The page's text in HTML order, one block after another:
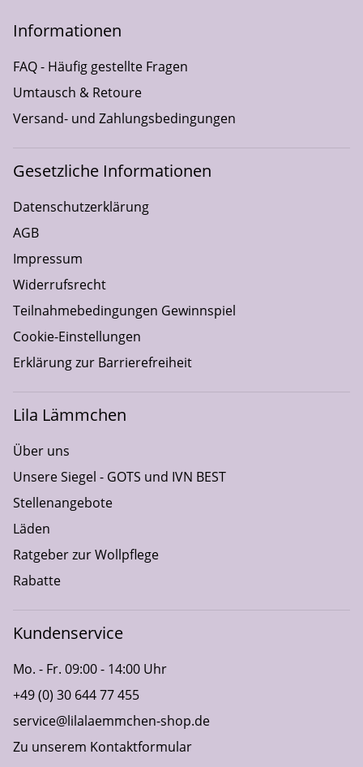
Informationen
FAQ - Häufig gestellte Fragen
Umtausch & Retoure
Versand- und Zahlungsbedingungen
Gesetzliche Informationen
Datenschutzerklärung
AGB
Impressum
Widerrufsrecht
Teilnahmebedingungen Gewinnspiel
Cookie-Einstellungen
Erklärung zur Barrierefreiheit
Lila Lämmchen
Über uns
Unsere Siegel - GOTS und IVN BEST
Stellenangebote
Läden
Ratgeber zur Wollpflege
Rabatte
Kundenservice
Mo. - Fr. 09:00 - 14:00 Uhr
+49 (0) 30 644 77 455
service@lilalaemmchen-shop.de
Zu unserem Kontaktformular